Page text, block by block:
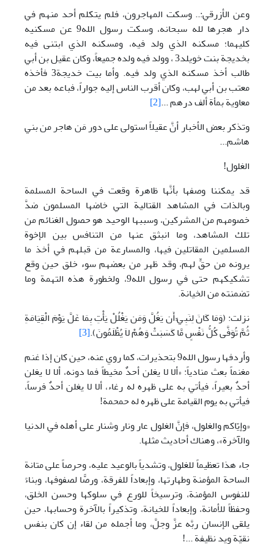
وعن الأزرقي:.. وسكت المهاجرون، فلم يتكلم أحد منهم في
دار هجرها لله سبحانه، وسكت رسول الله9 عن مسكنيه
كليهما؛ مسكنه الذي ولد فيه، ومسكنه الذي ابتنى فيه
بخديجة بنت خويلد3 ، وولد فيه ولده جميعاً، وكان عقيل بن أبي
طالب أخذ مسكنه الذي ولد فيه. وأما بيت خديجة3 فأخذه
معتب بن أبي لهب، وكان أقرب الناس إليه جواراً، فباعه بعد من
معاوية بمأة ألف درهم ...[2]
وتذكر بعض الأخبار أنَّ عقيلاً استولى على دور مَن هاجر من بني
هاشم...
الغلول!
قد يمكننا وصفها بأنَّها ظاهرة وقعت في الساحة المسلمة
وبالذات في المشاهد القتالية التي خاضها المسلمون ضدَّ
خصومهم من المشركين، وسببها الوحيد هو حصول الغنائم من
تلك المشاهد، وما انبثق عنها من التنافس بين الإخوة
المسلمين المقاتلين فيها، والمسارعة من قبلهم في أخذ ما
يرونه من حقٍّ لهم، وقد ظهر من بعضهم سوء خلق حين وقع
تشكيكهم حتى في رسول الله9، ولخطورة هذه التهمة وما
تضمنته من الخيانة.
نزلت: (وَمَا كَانَ لِنَبِيٍّ أَن يَغُلَّ وَمَن يَغْلُلْ يَأْتِ بِمَا غَلَّ يَوْمَ الْقِيَامَةِ
ثُمَّ تُوَفَّى كُلُّ نَفْسٍ مَّا كَسَبَتْ وَهُمْ لاَ يُظْلَمُونَ).[3]
وأردفها رسول الله9 بتحذيرات، كما روي عنه، حين كان إذا غنم
مغنماً بعث منادياً: «ألا لا يغلن أحدٌ مخيطاً فما دونه، ألا لا يغلن
أحدٌ بعيراً، فيأتي به على ظهره له رغاء، ألا لا يغلن أحدٌ فرساً،
فيأتي به يوم القيامة على ظهره له حمحمة!
«وإيّاكم والغلول، فإنَّ الغلول عار ونار وشنار على أهله في الدنيا
والآخرة»، وهناك أحاديث مثلها.
جاء هذا تعظيماً للغلول، وتشدياً بالوعيد عليه، وحرصاً على متانة
الساحة المؤمنة وطهارتها، وإبعاداً للفرقة، ورصًّا لصفوفها، وبناءً
للنفوس المؤمنة، وترسيخاً للورع في سلوكها وحسن الخلق،
وحفظاً للأمانة، وإبعاداً للخيانة، وتذكيراً بالآخرة وحسابها، حين
يلقى الإنسان ربَّه عزَّ وجلَّ، وما أجمله من لقاء إن كان بنفس
نقيّة ويد نظيفة ...!